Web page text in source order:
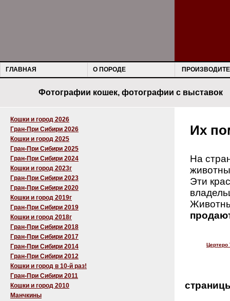
ГЛАВНАЯ О ПОРОДЕ
Фотографии кошек, фотографии с выставок
Кошки и город 2026
Гран-При Сибири 2026
Кошки и город 2025
Гран-При Сибири 2025
Гран-При Сибири 2024
Кошки и город 2023г
Гран-При Сибири 2023
Гран-При Сибири 2020
Кошки и город 2019г
Гран-При Сибири 2019
Кошки и город 2018г
Гран-При Сибири 2018
Гран-При Сибири 2017
Гран-При Сибири 2014
Гран-При Сибири 2012
Кошки и город в 10-й раз!
Гран-При Сибири 2011
Кошки и город 2010
Манчкины
Их
На
Эти
Цертеро